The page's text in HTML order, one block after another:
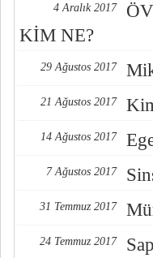
4 Aralık 2017
KİM NE?
29 Ağustos 2017
21 Ağustos 2017
14 Ağustos 2017
7 Ağustos 2017
31 Temmuz 2017
24 Temmuz 2017